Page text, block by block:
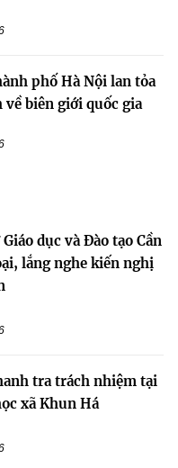
phố Hà Nội lan tỏa
về biên giới quốc gia
dục và Đào tạo Cần
lắng nghe kiến nghị
tra trách nhiệm tại
xã Khun Há